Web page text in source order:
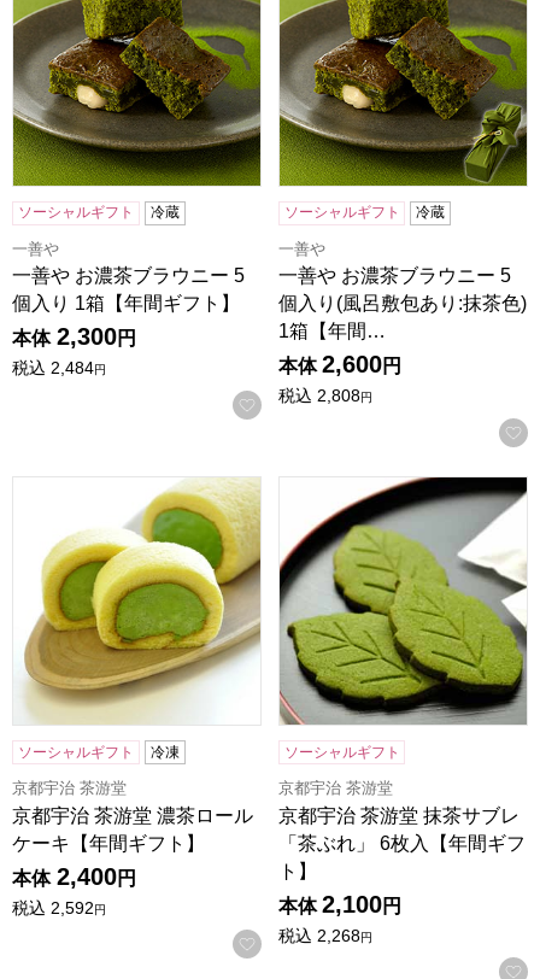
ソーシャルギフト 冷蔵
一善や
一善や お濃茶ブラウニー 5
個入り 1箱【年間ギフト】
本体 2,300円
税込 2,484円
お気に入りに登録する
ソーシャルギフト 冷蔵
一善や
一善や お濃茶ブラウニー 5
個入り(風呂敷包あり:抹茶色)
1箱【年間…
本体 2,600円
税込 2,808円
京都宇治 茶游堂 濃茶ロールケーキ【年間ギフト】
ソーシャルギフト 冷凍
京都宇治 茶游堂
京都宇治 茶游堂 濃茶ロール
ケーキ【年間ギフト】
本体 2,400円
税込 2,592円
お気に入りに登録する
京都宇治 茶游堂 抹茶サブレ
ソーシャルギフト
京都宇治 茶游堂
京都宇治 茶游堂 抹茶サブレ
「茶ぶれ」 6枚入【年間ギフ
ト】
本体 2,100円
税込 2,268円